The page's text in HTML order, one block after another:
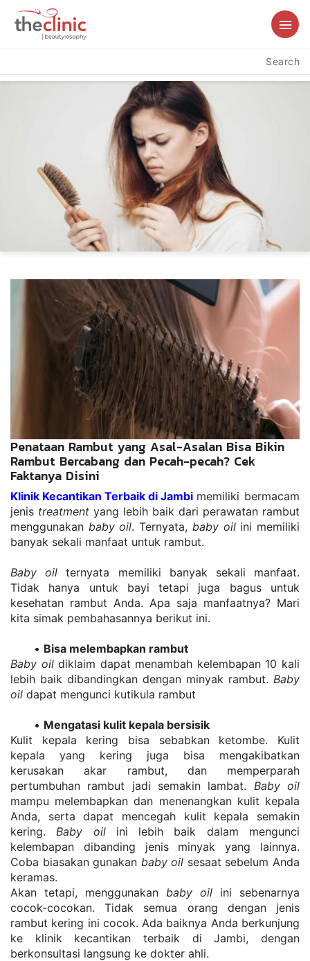
Search
Penataan Rambut yang Asal-Asalan Bisa Bikin
Rambut Bercabang dan Pecah-pecah? Cek
Faktanya Disini
Klinik Kecantikan Terbaik di Jambi memiliki bermacam
jenis treatment yang lebih baik dari perawatan rambut
menggunakan baby oil. Ternyata, baby oil ini memiliki
banyak sekali manfaat untuk rambut.
Baby oil ternyata memiliki banyak sekali manfaat.
Tidak hanya untuk bayi tetapi juga bagus untuk
kesehatan rambut Anda. Apa saja manfaatnya? Mari
kita simak pembahasannya berikut ini.
Bisa melembapkan rambut
Baby oil diklaim dapat menambah kelembapan 10 kali
lebih baik dibandingkan dengan minyak rambut. Baby
oil dapat mengunci kutikula rambut
Mengatasi kulit kepala bersisik
Kulit kepala kering bisa sebabkan ketombe. Kulit
kepala yang kering juga bisa mengakibatkan
kerusakan akar rambut, dan memperparah
pertumbuhan rambut jadi semakin lambat. Baby oil
mampu melembapkan dan menenangkan kulit kepala
Anda, serta dapat mencegah kulit kepala semakin
kering. Baby oil ini lebih baik dalam mengunci
kelembapan dibanding jenis minyak yang lainnya.
Coba biasakan gunakan baby oil sesaat sebelum Anda
keramas.
Akan tetapi, menggunakan baby oil ini sebenarnya
cocok-cocokan. Tidak semua orang dengan jenis
rambut kering ini cocok. Ada baiknya Anda berkunjung
ke klinik kecantikan terbaik di Jambi, dengan
berkonsultasi langsung ke dokter ahli.